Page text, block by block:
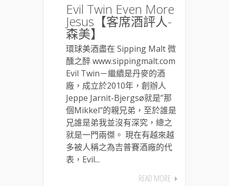
Evil Twin Even More
Jesus【客席酒評人-
森美】
環球美酒盡在 Sipping Malt 微
醺之醉 www.sippingmalt.com
Evil Twin－繼續是丹麥的酒
廠，成立於2010年，創辦人
Jeppe Jarnit-Bjergsø就是”那
個Mikkel”的親兄弟，至於誰是
兄誰是弟我並沒有深究，總之
就是一門兩傑。 現在有越來越
多被人稱之為吉普賽酒廠的代
表，Evil...
READ MORE